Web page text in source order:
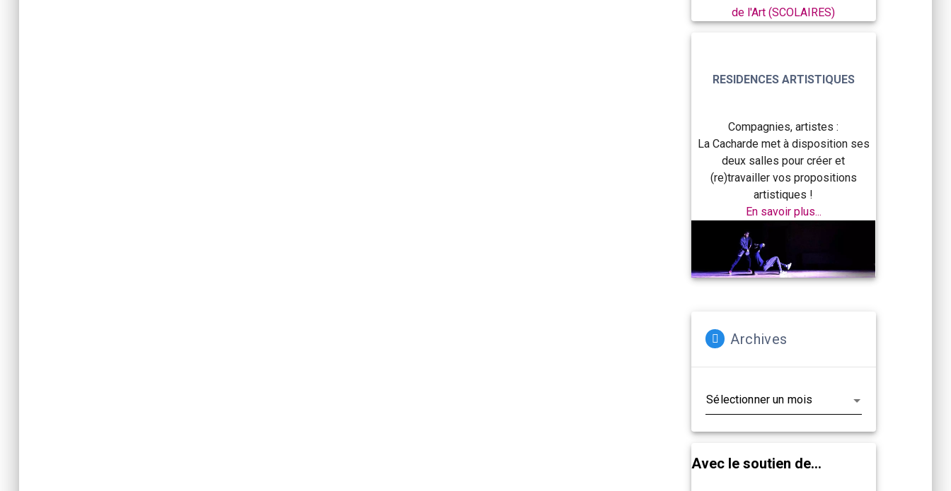
RESIDENCES ARTISTIQUES
Compagnies, artistes :
La Cacharde met à disposition ses
deux salles pour créer et
(re)travailler vos propositions
artistiques !
En savoir plus...
Archives
Avec le soutien de...